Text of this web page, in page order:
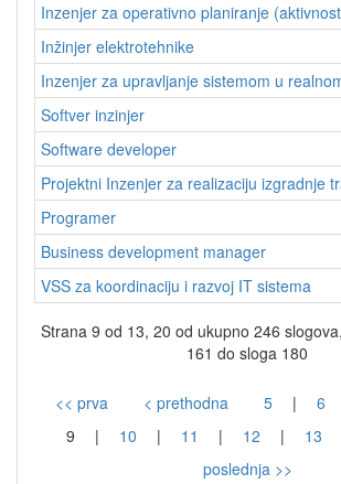
Inzenjer za operativno planiranje
Inžinjer elektrotehnike
Inzenjer za upravljanje sistemom u
Softver inzinjer
Software developer
Projektni Inzenjer za realizaciju izgradnje
Programer
Business development manager
VSS za koordinaciju i razvoj IT sistema
Strana 9 od 13, 20 od ukupno 246
161 do sloga 180
<< prva < prethodna 5 | 6
9
| 10 | 11 | 12 | 13
poslednja >>